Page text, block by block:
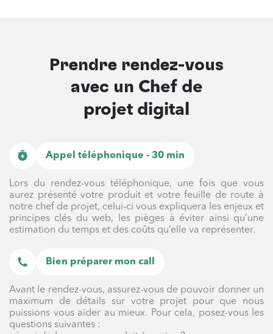
Prendre rendez-vous
avec un Chef de
projet digital
Appel téléphonique - 30 min
Lors du rendez-vous téléphonique, une fois que vous
aurez présenté votre produit et votre feuille de route à
notre chef de projet, celui-ci vous expliquera les enjeux et
principes clés du web, les pièges à éviter ainsi qu’une
estimation du temps et des coûts qu’elle va représenter.
Bien préparer mon call
Avant le rendez-vous, assurez-vous de pouvoir donner un
maximum de détails sur votre projet pour que nous
puissions vous aider au mieux. Pour cela, posez-vous les
questions suivantes :